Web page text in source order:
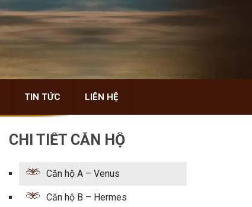
TIN TỨC LIÊN HỆ
CHI TIẾT CĂN HỘ
Căn hộ A – Venus
Căn hộ B – Hermes